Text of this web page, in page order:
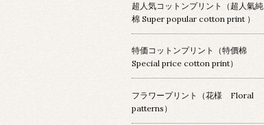
超人気コットンプリント（超人氣純
棉 Super popular cotton print ）
特価コットンプリント（特價棉
Special price cotton print）
フラワープリント（花様 Floral
patterns）